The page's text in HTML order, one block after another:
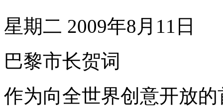
星期二 2009年8月11日
巴黎市长贺词
作为向全世界创意开放